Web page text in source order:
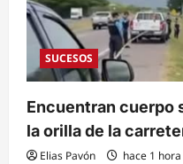
SUCESOS
Encuentran cuerpo
la orilla de la
Elias Pavón hace 1 hora